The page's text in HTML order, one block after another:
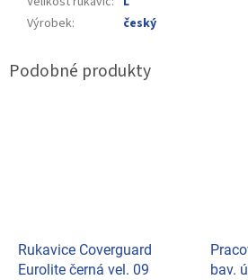
Výrobek: český
Rukavice Coverguard
Eurolite černá vel. 09
bav.